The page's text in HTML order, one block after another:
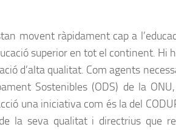
movent ràpidament cap a
superior en tot el continent. Hi
d’alta qualitat. Com agents
Sostenibles (ODS) de la
una iniciativa com és la del
la seva qualitat i directrius que